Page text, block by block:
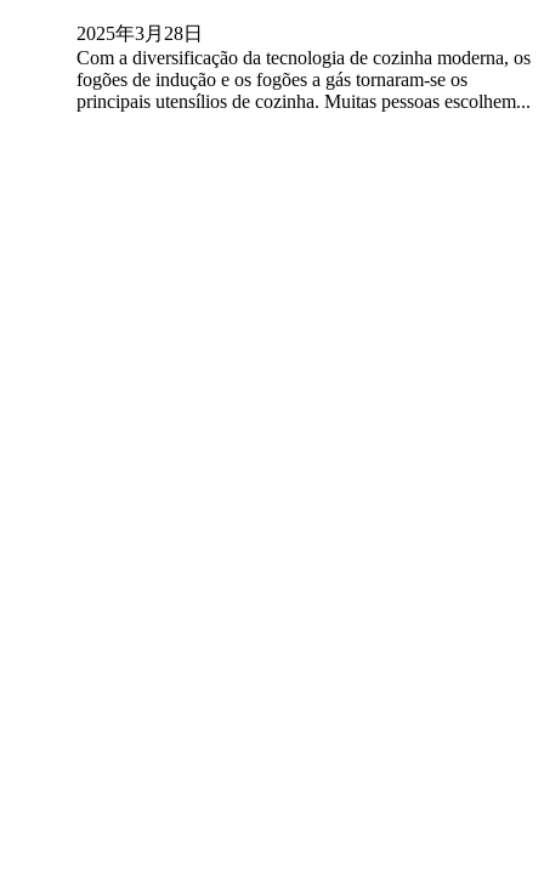
2025年3月28日
Com a diversificação da tecnologia de cozinha moderna, os
fogões de indução e os fogões a gás tornaram-se os
principais utensílios de cozinha. Muitas pessoas escolhem...